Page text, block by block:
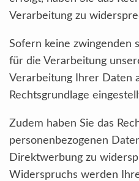
Verarbeitung zu
Sofern keine zwingenden
für die Verarbeitung
Verarbeitung Ihrer Daten
Rechtsgrundlage
Zudem haben Sie das
personenbezogenen
Direktwerbung zu
Widerspruchs werden